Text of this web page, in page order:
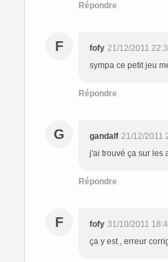
Répondre
F fofy 21/12/2011
sympa ce petit jeu
Répondre
G gandalf 21/12/2011
j'ai trouvé ça sur les
Répondre
F fofy 31/10/2011
ça y est , erreur